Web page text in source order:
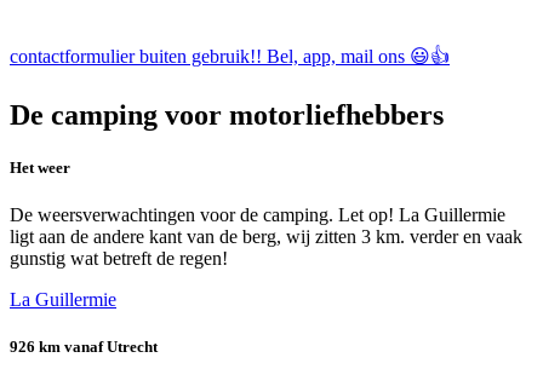
contactformulier buiten gebruik!! Bel, app, mail ons 😃👍
De camping voor motorliefhebbers
Het weer
De weersverwachtingen voor de camping. Let op! La Guillermie
ligt aan de andere kant van de berg, wij zitten 3 km. verder en vaak
gunstig wat betreft de regen!
La Guillermie
926 km vanaf Utrecht